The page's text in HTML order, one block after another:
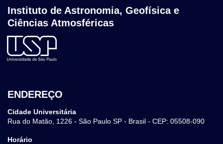
Instituto de Astronomia, Geofísica e
Ciências Atmosféricas
ENDEREÇO
Cidade Universitária
Rua do Matão, 1226 - São Paulo SP - Brasil - CEP: 05508-090
Horário